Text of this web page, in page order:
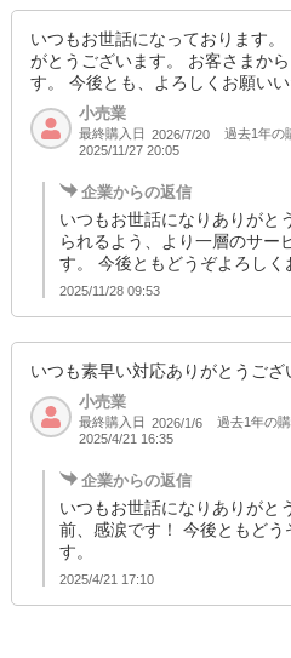
いつもお世話になっております
がとうございます。 お客さまか
す。 今後とも、よろしくお願いい
小売業
最終購入日 2026/7/20 過去1年の
2025/11/27 20:05
企業からの返信
いつもお世話になりありがと
られるよう、より一層のサー
す。 今後ともどうぞよろしく
2025/11/28 09:53
いつも素早い対応ありがとうござ
小売業
最終購入日 2026/1/6 過去1年の
2025/4/21 16:35
企業からの返信
いつもお世話になりありがと
前、感涙です！ 今後ともどう
す。
2025/4/21 17:10